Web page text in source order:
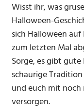
Wisst ihr, was
Halloween-
sich Halloween auf
zum letzten Mal
Sorge, es gibt
schaurige
und euch mit
versorgen.